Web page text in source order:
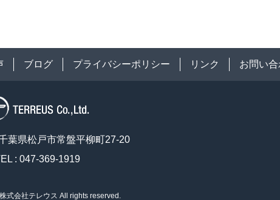
ブログ プライバシーポリシー リンク お問い
葉県松戸市常盤平柳町27-20
: 047-369-1919
株式会社テレウス All rights reserved.